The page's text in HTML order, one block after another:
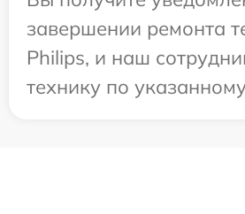
завершении ремонта
Philips, и наш
технику по